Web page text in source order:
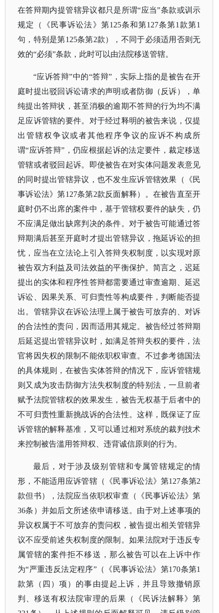
在答辩期内提管辖异议都只是所谓“应当”条款或训示
规定（《民事诉讼法》第125条和第127条第1款第1
句，特别是第125条第2款），不同于必须适用否则无
效的“必须”条款，此时可以由法院移送管辖。
“应诉答辩”中的“答辩”，实际上指的是被告在开
庭时提出驳回诉讼请求的声明或者防御（反诉），单
纯提出答辩状，甚至消极的逾期不答辩的行为均不满
足应诉管辖的要件。对于经过释明的被告来说，仅提
出管辖权争议或者其他程序争议的应诉不构成所
谓“应诉答辩”，仍应根据起诉的法定要件，裁定移送
管辖或者驳回起诉。即使被告在对实体问题发表意见
的同时提出管辖异议，也不发生应诉管辖效果（《民
事诉讼法》第127条第2款反面解释）。在被告直至开
庭时仍不出席的案件中，基于管辖权要件的缺失，仍
不应满足做出缺席判决的条件。对于被告可能通过答
辩期满后甚至开庭时才提出管辖异议，拖延诉讼的担
忧，应当在立法论上引入答辩失权制度，以实现对原
被告双方利益及司法效益的平衡保护。简言之，迟延
提出的实体和程序性答辩都需要通过审查逾期、延迟
诉讼、因果关系、可归责性等构成要件，判断能否提
出。管辖异议在诉讼法理上属于被告可放弃的、对诉
的合法性的责问，因而适用其规定。被告经过答辩期
后延迟提出管辖异议时，如满足答辩失权的要件，法
官将因失权的限制不能依职权审查。不过参考德国法
的具体规则，在被告实体答辩的情况下，应诉管辖规
则又成为攻击防御方法失权制度的特别法，一旦前者
赋予法院管辖权的效果发生，被告无权基于后者中的
不可归责性重新挑战诉的合法性。这样，既保证了应
诉管辖的解释基准，又可以通过相对系统的裁判技术
来控制被告滥用答辩权、违背诚信原则的行为。
最后，对于涉及级别管辖和专属管辖规定的情
形，不能适用应诉管辖（《民事诉讼法》第127条第2
款但书），法院应当依职权审查（《民事诉讼法》第
36条）并如后文所述依申请移送。由于对上述事项的
异议权属于不可放弃的责问权，被告提出相关管辖异
议不应受前述失权制度的限制。如果法院对于违反专
属管辖的案件拒不移送，那么被告可以在上诉中作
为“严重违反法定程序”（《民事诉讼法》第170条第1
款第（四）项）的事由提起上诉，并且导致撤销原
判、移送有权法院审理的后果（《民诉法解释》第